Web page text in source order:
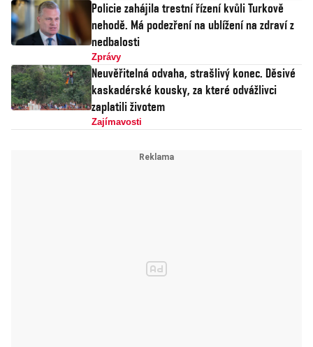
Policie zahájila trestní řízení kvůli Turkově
nehodě. Má podezření na ublížení na zdraví z
nedbalosti
Zprávy
Neuvěřitelná odvaha, strašlivý konec. Děsivé
kaskadérské kousky, za které odvážlivci
zaplatili životem
Zajímavosti